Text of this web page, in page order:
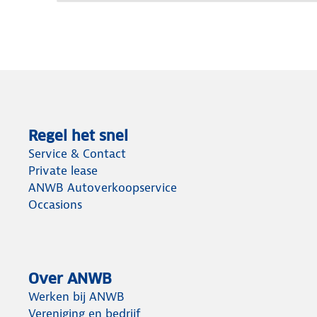
Regel het snel
Service & Contact
Private lease
ANWB Autoverkoopservice
Occasions
Over ANWB
Werken bij ANWB
Vereniging en bedrijf